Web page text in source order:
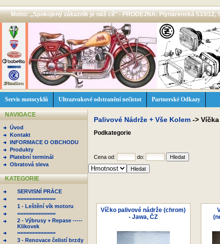
Motto: ,,Spokojený zákazník je náš cíl'' - PRODEJNA: Plynárenská 533/12,
Servis motocyklů Ultrazvukové odstranění nečistot Partnerské Odkazy
NAVIGACE
Úvod
Kontakt
INFORMACE O OBCHODU
Produkty
Platební terminál
Obratová sleva
KATEGORIE
SERVISNÍ PRÁCE
=============
1 - Leštění vík motoru
=============
2 - Výbrusy + Repase -----
Klikovek
=============
3 - Renovace čelistí brzdy
Palivové Nádrže + Vše Kolem ->
Podkategorie
Cena od: do:
Víčko palivové nádrže (chrom)
- Jawa, ČZ